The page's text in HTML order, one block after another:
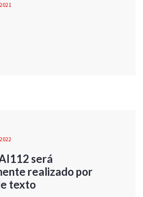
será
realizado por
texto